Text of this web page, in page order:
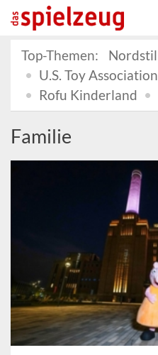
Top-Themen:
Nordstil
U.S. Toy Association
Rofu Kinderland
Familie